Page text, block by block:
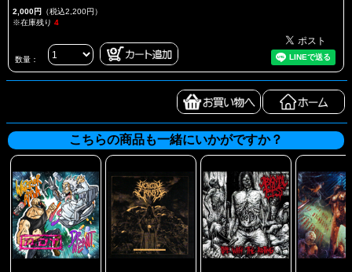
2,000円 （税込2,200円）
※在庫残り 4
数量：
こちらの商品も一緒にいかがですか？